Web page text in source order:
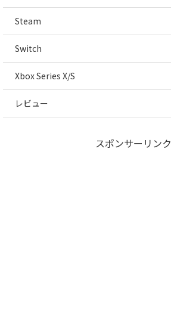
Steam
Switch
Xbox Series X/S
レビュー
スポンサーリンク